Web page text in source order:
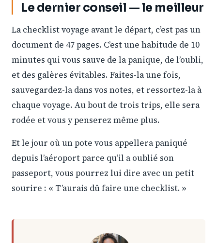
Le dernier conseil — le meilleur
La checklist voyage avant le départ, c’est pas un
document de 47 pages. C’est une habitude de 10
minutes qui vous sauve de la panique, de l’oubli,
et des galères évitables. Faites-la une fois,
sauvegardez-la dans vos notes, et ressortez-la à
chaque voyage. Au bout de trois trips, elle sera
rodée et vous y penserez même plus.
Et le jour où un pote vous appellera paniqué
depuis l’aéroport parce qu’il a oublié son
passeport, vous pourrez lui dire avec un petit
sourire : « T’aurais dû faire une checklist. »